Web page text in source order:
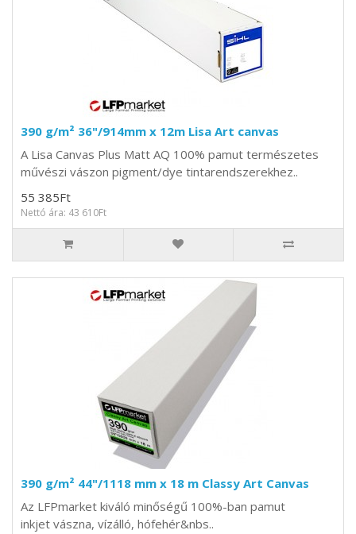
390 g/m² 36"/914mm x 12m Lisa Art canvas
A Lisa Canvas Plus Matt AQ 100% pamut természetes
művészi vászon pigment/dye tintarendszerekhez..
55 385Ft
Nettó ára: 43 610Ft
390 g/m² 44"/1118 mm x 18 m Classy Art Canvas
Az LFPmarket kiváló minőségű 100%-ban pamut
inkjet vászna, vízálló, hófehér&nbs..